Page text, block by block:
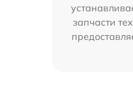
запчасти